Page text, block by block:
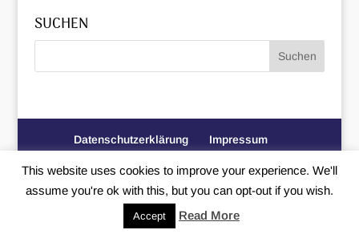
SUCHEN
Datenschutzerklärung Impressum
Trauteuch Erstellt von
Werbeagentur
This website uses cookies to improve your experience. We'll
assume you're ok with this, but you can opt-out if you wish.
Accept Read More